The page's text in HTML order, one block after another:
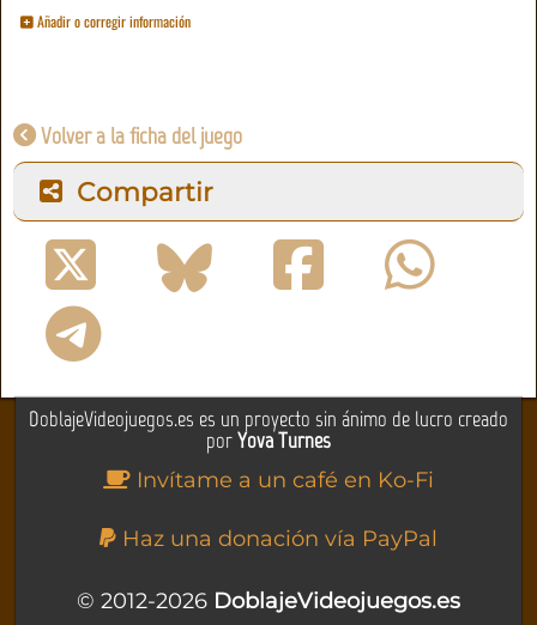
Añadir o corregir información
Volver a la ficha del juego
Compartir
DoblajeVideojuegos.es es un proyecto sin ánimo de lucro creado
porYova Turnes
Invítame a un café en Ko-Fi
Haz una donación vía PayPal
© 2012-2026 DoblajeVideojuegos.es